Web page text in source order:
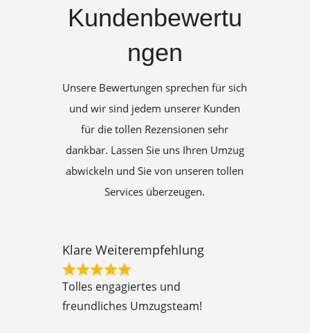
Kundenbewertu
ngen
Unsere Bewertungen sprechen für sich
und wir sind jedem unserer Kunden
für die tollen Rezensionen sehr
dankbar. Lassen Sie uns Ihren Umzug
abwickeln und Sie von unseren tollen
Services überzeugen.
Klare Weiterempfehlung
R
a
Tolles engagiertes und
freundliches Umzugsteam!